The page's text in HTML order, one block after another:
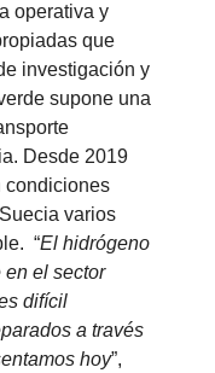
operativa y
que
investigación y
supone una
Desde 2019
condiciones
varios
“El hidrógeno
en el sector
difícil
a través
hoy”,